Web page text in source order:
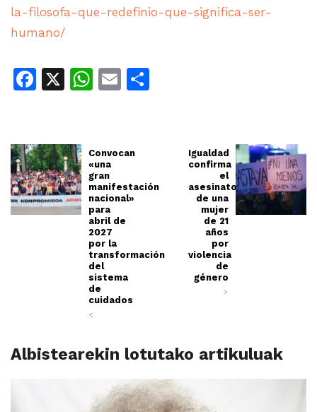
la-filosofa-que-redefinio-que-significa-ser-
humano/
Facebook
X WhatsApp
Email
Convocan
«una
gran
manifestación
nacional»
para
abril de
2027
por la
transformación
del
sistema
de
cuidados
<
Igualdad
confirma
el
asesinato
de una
mujer
de 21
años
por
violencia
de
género
>
Albistearekin lotutako artikuluak